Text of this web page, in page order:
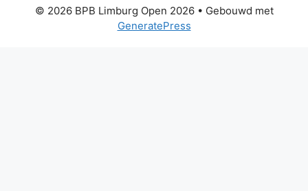
© 2026 BPB Limburg Open 2026• Gebouwd met
GeneratePress